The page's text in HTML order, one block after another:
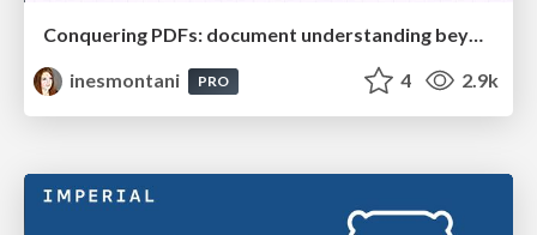
Conquering PDFs: document understanding beyond plain text
inesmontani
PRO 4 2.9k